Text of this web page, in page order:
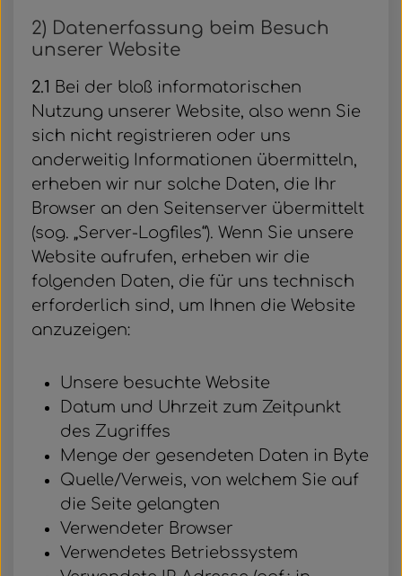
2) Datenerfassung beim Besuch
unserer Website
2.1 Bei der bloß informatorischen
Nutzung unserer Website, also wenn Sie
sich nicht registrieren oder uns
anderweitig Informationen übermitteln,
erheben wir nur solche Daten, die Ihr
Browser an den Seitenserver übermittelt
(sog. „Server-Logfiles“). Wenn Sie unsere
Website aufrufen, erheben wir die
folgenden Daten, die für uns technisch
erforderlich sind, um Ihnen die Website
anzuzeigen:
Unsere besuchte Website
Datum und Uhrzeit zum Zeitpunkt
des Zugriffes
Menge der gesendeten Daten in Byte
Quelle/Verweis, von welchem Sie auf
die Seite gelangten
Verwendeter Browser
Verwendetes Betriebssystem